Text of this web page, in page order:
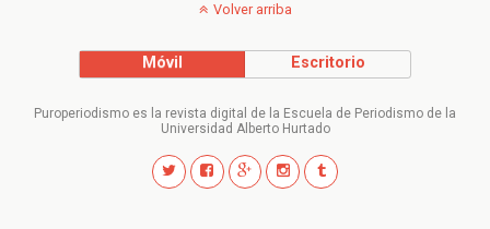
Volver arriba
Móvil Escritorio
Puroperiodismo es la revista digital de la Escuela de Periodismo de la
Universidad Alberto Hurtado